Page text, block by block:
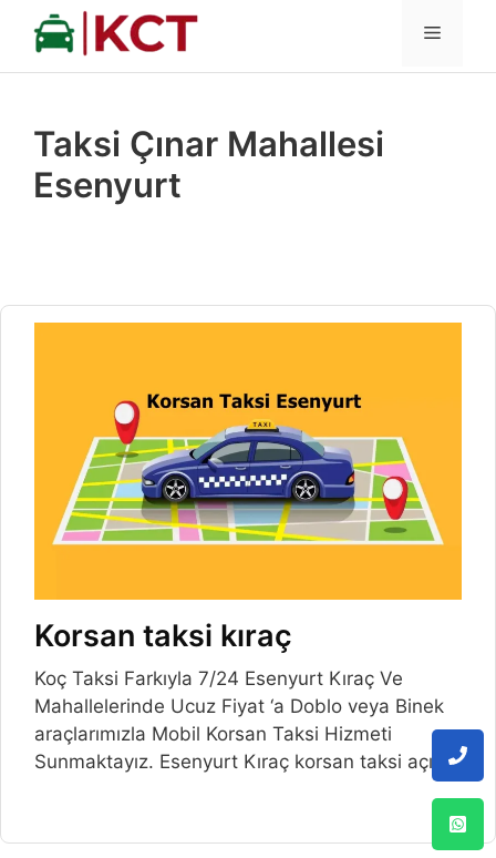
İçeriğe
MENÜ
Taksi Çınar Mahallesi
Esenyurt
Korsan taksi kıraç
Koç Taksi Farkıyla 7/24 Esenyurt Kıraç Ve
Mahallelerinde Ucuz Fiyat ‘a Doblo veya Binek
araçlarımızla Mobil Korsan Taksi Hizmeti
Sunmaktayız. Esenyurt Kıraç korsan taksi açılış